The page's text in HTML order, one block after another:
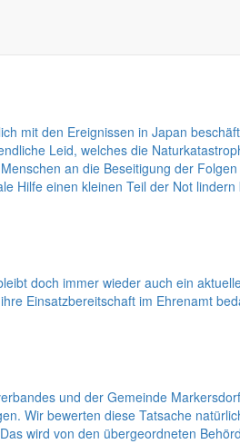
in den nächsten 10 bis 15
klarer Analysen und unter
mit den Ereignissen in Japan
Leid, welches die
an die Beseitigung der
Hilfe einen kleinen Teil der Not lindern
doch immer wieder auch ein
Einsatzbereitschaft im Ehrenamt
und der Gemeinde
Wir bewerten diese Tatsache
wird von den übergeordneten